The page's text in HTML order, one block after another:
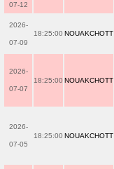
07-12
2026-
07-09
18:25:00 NOUAKCHOTT
2026-
07-07
18:25:00 NOUAKCHOTT
2026-
07-05
18:25:00 NOUAKCHOTT